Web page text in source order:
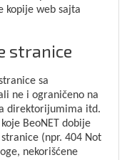
kopije web sajta
stranice
sa
ne i ograničeno na
direktorijumima itd.
BeoNET dobije
(npr. 404 Not
nekorišćene